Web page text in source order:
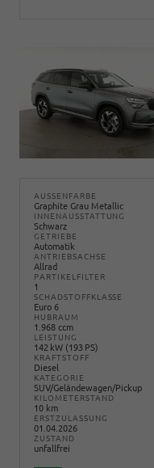
AUSSENFARBE
Graphite Grau Metallic
INNENAUSSTATTUNG
Schwarz
GETRIEBE
Automatik
ANTRIEBSACHSE
Allrad
PARTIKELFILTER
1
SCHADSTOFFKLASSE
Euro 6
HUBRAUM
1.968 ccm
LEISTUNG
142 kW (193 PS)
KRAFTSTOFF
Diesel
KATEGORIE
SUV/Geländewagen/Pickup
KILOMETERSTAND
10 km
ERSTZULASSUNG
01.04.2026
ZUSTAND
unfallfrei